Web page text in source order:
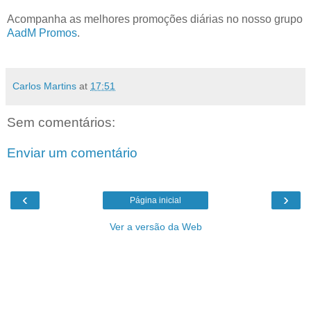
Acompanha as melhores promoções diárias no nosso grupo
AadM Promos.
Carlos Martins at 17:51
Sem comentários:
Enviar um comentário
‹ ›
Página inicial
Ver a versão da Web